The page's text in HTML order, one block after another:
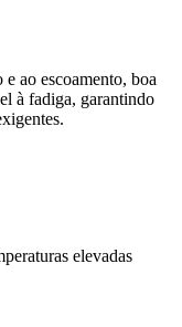
ao escoamento, boa
à fadiga, garantindo
elevadas